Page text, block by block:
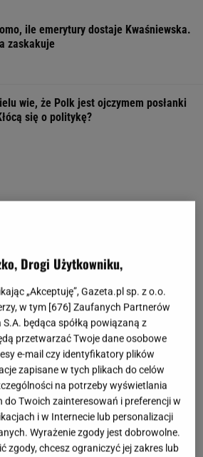
ile emerytury dostaje Kwaśniewska.
zaskakuje
wie, że Polk jest ojczymem posłanki
się o politykę?
sojusz na Bliskim Wschodzie. Chcą być
Drogi Użytkowniku,
„Akceptuję”, Gazeta.pl sp. z o.o.
w tym [676] Zaufanych Partnerów
będąca spółką powiązaną z
przetwarzać Twoje dane osobowe
e-mail czy identyfikatory plików
zapisane w tych plikach do celów
na potrzeby wyświetlania
do Twoich zainteresowań i preferencji w
i w Internecie lub personalizacji
Wyrażenie zgody jest dobrowolne.
zgody, chcesz ograniczyć jej zakres lub